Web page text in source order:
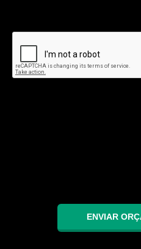
ENVIAR